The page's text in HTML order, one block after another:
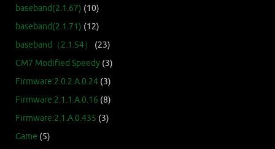
baseband(2.1.67) (10)
baseband(2.1.71) (12)
baseband（2.1.54）
(23)
CM7 Modified Speedy (3)
Firmware:2.0.2.A.0.24 (3)
Firmware:2.1.1.A.0.16 (8)
Firmware:2.1.A.0.435 (3)
Game (5)